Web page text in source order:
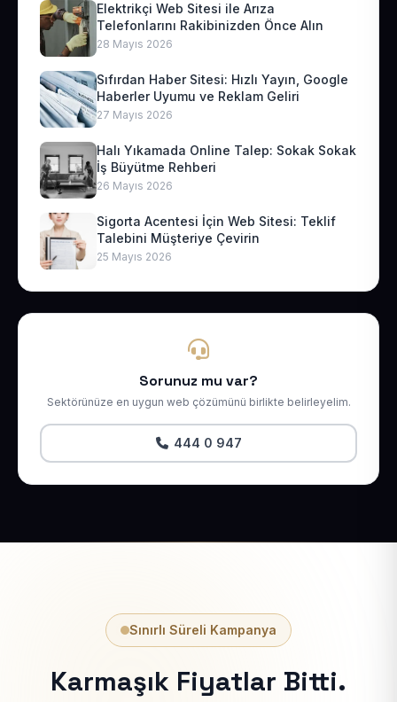
Elektrikçi Web Sitesi ile Arıza
Telefonlarını Rakibinizden Önce Alın
28 Mayıs 2026
Sıfırdan Haber Sitesi: Hızlı Yayın, Google
Haberler Uyumu ve Reklam Geliri
27 Mayıs 2026
Halı Yıkamada Online Talep: Sokak Sokak
İş Büyütme Rehberi
26 Mayıs 2026
Sigorta Acentesi İçin Web Sitesi: Teklif
Talebini Müşteriye Çevirin
25 Mayıs 2026
Sorunuz mu var?
Sektörünüze en uygun web çözümünü birlikte belirleyelim.
444 0 947
Sınırlı Süreli Kampanya
Karmaşık Fiyatlar Bitti.